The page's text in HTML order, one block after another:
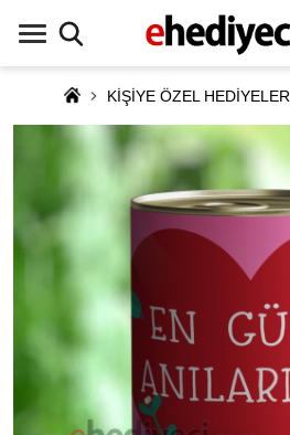
KİŞİYE ÖZEL HEDİYELER